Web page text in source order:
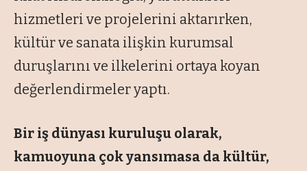
hizmetleri ve projelerini aktarırken,
kültür ve sanata ilişkin kurumsal
duruşlarını ve ilkelerini ortaya koyan
değerlendirmeler yaptı.
Bir iş dünyası kuruluşu olarak,
kamuoyuna çok yansımasa da kültür,